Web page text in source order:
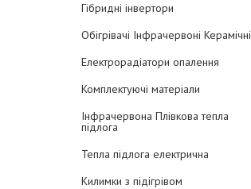
Гібридні інвертори
Обігрівачі Інфрачервоні Керамічні
Електрорадіатори опалення
Комплектуючі матеріали
Інфрачервона Плівкова тепла
підлога
Тепла підлога електрична
Килимки з підігрівом